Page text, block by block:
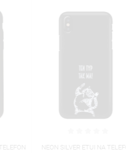
NEON SILVER ETUI NA TELEFON